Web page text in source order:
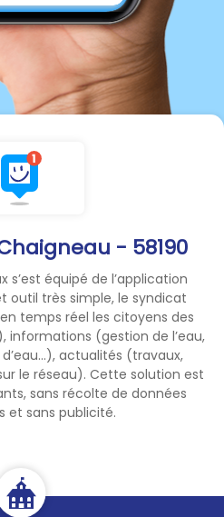
- 58190
s’est équipé de l’application
outil très simple, le syndicat
temps réel les citoyens des
informations (gestion de l’eau,
actualités (travaux,
le réseau). Cette solution est
sans récolte de données
et sans publicité.
de la
d'eau.
de production
toutefois
d'éviter toute
nous vous
expressément de
strictement
remercions par
de votre
et du respect